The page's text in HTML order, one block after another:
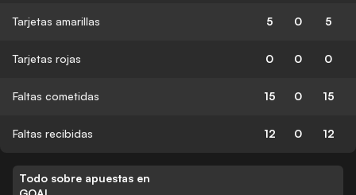
Tarjetas amarillas 5 0 5
Tarjetas rojas 0 0 0
Faltas cometidas 15 0 15
Faltas recibidas 12 0 12
Todo sobre apuestas en